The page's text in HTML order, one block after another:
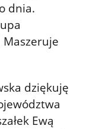
dnia.
dziękuję
Ewą